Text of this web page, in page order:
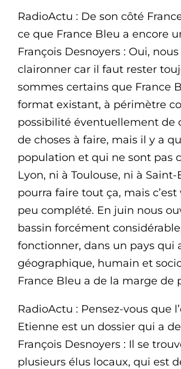
RadioActu : De son côté
ce que France Bleu a encore
François Desnoyers : Oui,
claironner car il faut rester
sommes certains que France
format existant, à périmètre
possibilité éventuellement de
de choses à faire, mais il y a
population et qui ne sont pas
Lyon, ni à Toulouse, ni à
pourra faire tout ça, mais
peu complété. En juin nous
bassin forcément
fonctionner, dans un pays qui
géographique, humain et
France Bleu a de la marge de
RadioActu : Pensez-vous que
Etienne est un dossier qui a
François Desnoyers : Il se
plusieurs élus locaux, qui est